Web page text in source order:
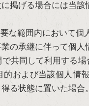
掲げる場合には当該
な範囲内において個
の承継に伴って個人
共同して利用する
および当該個人情
る状態に置いた場合。